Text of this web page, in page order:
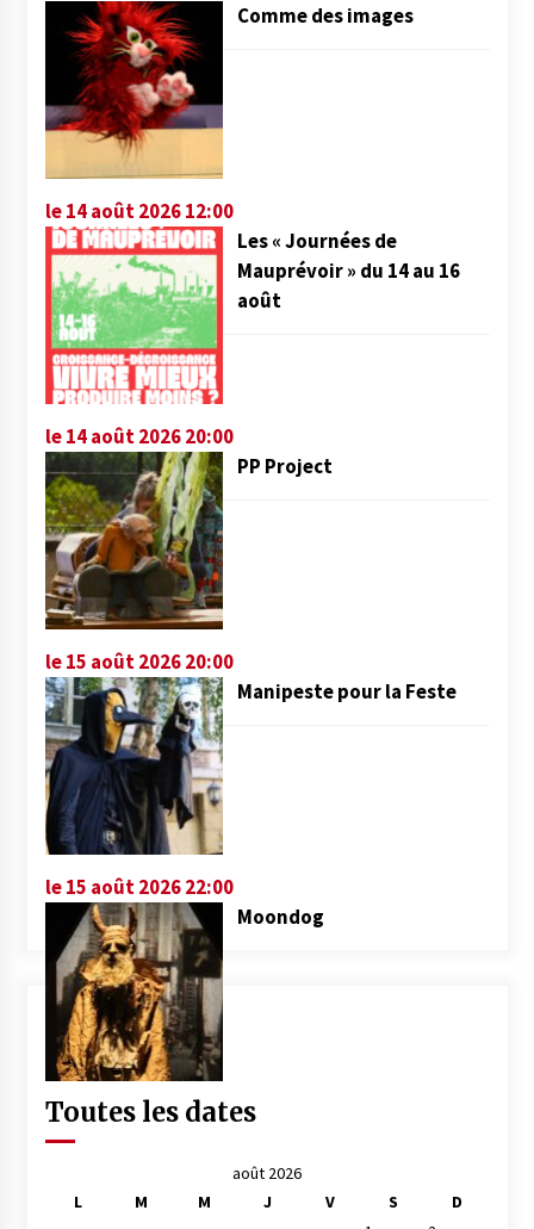
Comme des images
le 14 août 2026 12:00
Les « Journées de
Mauprévoir » du 14 au 16
août
le 14 août 2026 20:00
PP Project
le 15 août 2026 20:00
Manipeste pour la Feste
le 15 août 2026 22:00
Moondog
Toutes les dates
août 2026
L
M M J V S
D